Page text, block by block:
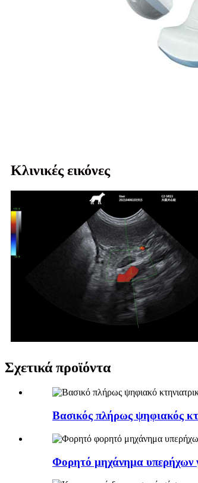
Κλινικές εικόνες
Σχετικά προϊόντα
Βασικός πλήρως ψηφιακός
Φορητό μηχάνημα υπερήχων